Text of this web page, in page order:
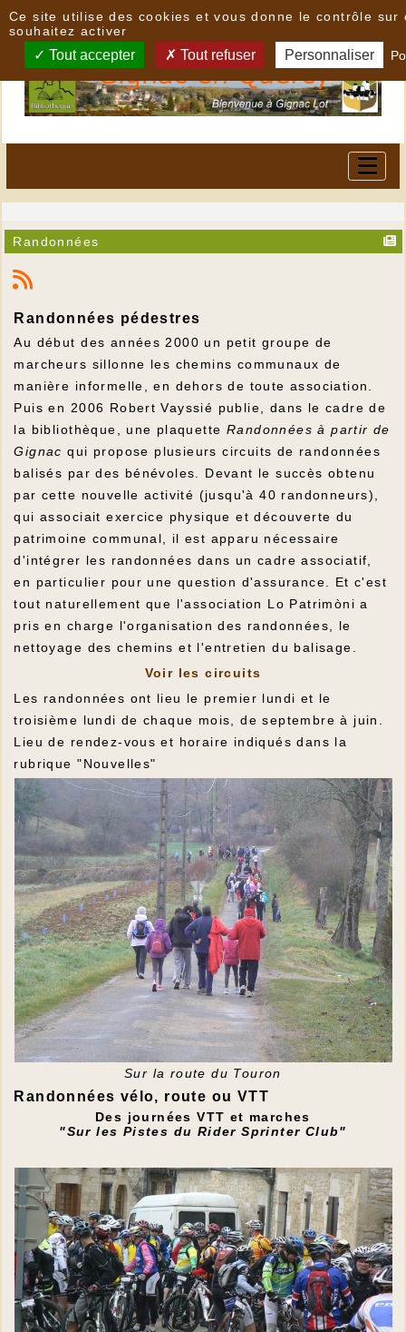
Randonnées
Randonnées pédestres
Au début des années 2000 un petit groupe de
marcheurs sillonne les chemins communaux de
manière informelle, en dehors de toute association.
Puis en 2006 Robert Vayssié publie, dans le cadre de
la bibliothèque, une plaquette Randonnées à partir de
Gignac qui propose plusieurs circuits de randonnées
balisés par des bénévoles. Devant le succès obtenu
par cette nouvelle activité (jusqu'à 40 randonneurs),
qui associait exercice physique et découverte du
patrimoine communal, il est apparu nécessaire
d'intégrer les randonnées dans un cadre associatif,
en particulier pour une question d'assurance. Et c'est
tout naturellement que l'association Lo Patrimòni a
pris en charge l'organisation des randonnées, le
nettoyage des chemins et l'entretien du balisage.
Voir les circuits
Les randonnées ont lieu le premier lundi et le
troisième lundi de chaque mois, de septembre à juin.
Lieu de rendez-vous et horaire indiqués dans la
rubrique "Nouvelles"
Sur la route du Touron
Randonnées vélo, route ou VTT
Des journées VTT et marches
"Sur les Pistes du Rider Sprinter Club"
Ce site utilise des cookies et vous donne le contrôle sur
souhaitez activer
Tout accepter Tout refuser Personnaliser